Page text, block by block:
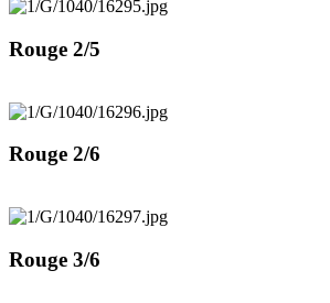
Rouge 2/5
Rouge 2/6
Rouge 3/6